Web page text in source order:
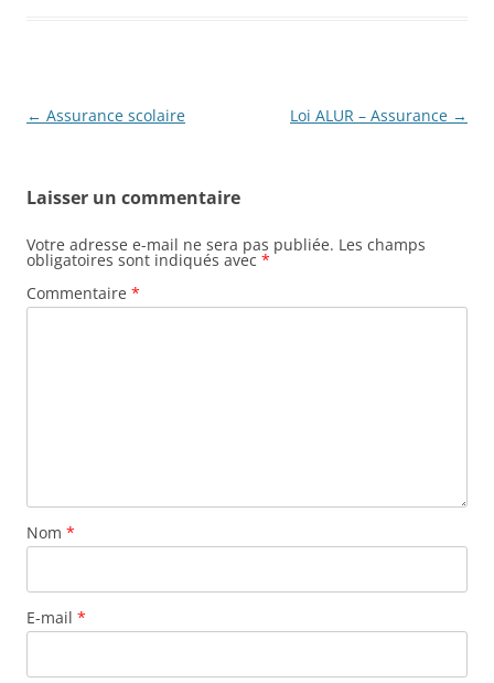
Navigation
← Assurance scolaire Loi ALUR – Assurance →
Laisser un commentaire
Votre adresse e-mail ne sera pas publiée. Les champs
obligatoires sont indiqués avec *
Commentaire *
Nom *
E-mail *